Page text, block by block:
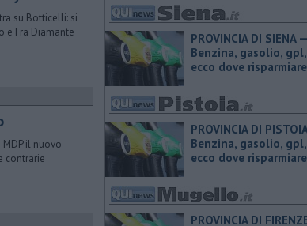
su Botticelli: si
e Fra Diamante
il nuovo
contrarie
PROVINCIA DI SIENA — ​
Benzina, gasolio, gpl,
ecco dove risparmiare
PROVINCIA DI
Benzina, gasolio, gpl,
ecco dove risparmiare
PROVINCIA DI